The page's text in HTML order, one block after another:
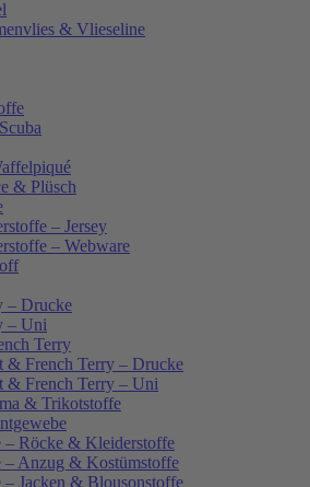
& Vlieseline
& Plüsch
– Jersey
– Webware
– Drucke
– Uni
Terry
& French Terry – Drucke
& French Terry – Uni
& Trikotstoffe
– Röcke & Kleiderstoffe
– Anzug & Kostümstoffe
– Jacken & Blousonstoffe